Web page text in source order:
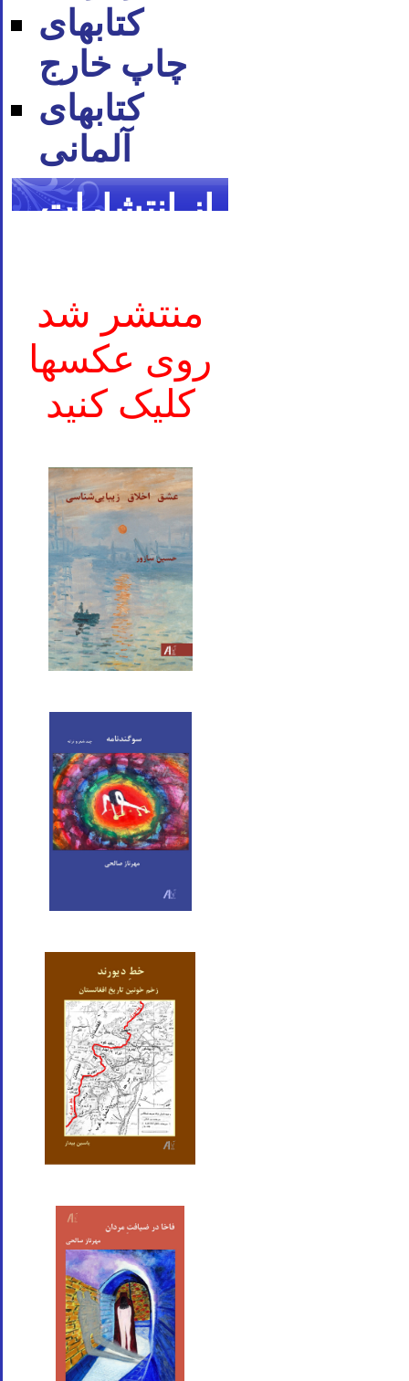
کتاب‪های
چاپ خارج
کتاب‪های
آلمانی
از انتشارات
منتشر شد
روی عکسها
کلیک کنید